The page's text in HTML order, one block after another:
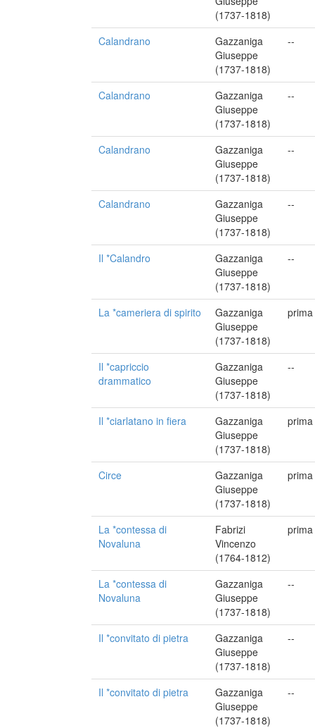
(1737-1818)
Calandrano
Gazzaniga
Giuseppe
(1737-1818)
--
Calandrano
Gazzaniga
Giuseppe
(1737-1818)
--
Calandrano
Gazzaniga
Giuseppe
(1737-1818)
--
Calandrano
Gazzaniga
Giuseppe
(1737-1818)
--
Il *Calandro
Gazzaniga
Giuseppe
(1737-1818)
--
La *cameriera di spirito
Gazzaniga
Giuseppe
(1737-1818)
Il *capriccio
drammatico
Gazzaniga
Giuseppe
(1737-1818)
--
Il *ciarlatano in fiera
Gazzaniga
Giuseppe
(1737-1818)
Circe
Gazzaniga
Giuseppe
(1737-1818)
La *contessa di
Novaluna
Fabrizi
Vincenzo
(1764-1812)
La *contessa di
Novaluna
Gazzaniga
Giuseppe
(1737-1818)
--
Il *convitato di pietra
Gazzaniga
Giuseppe
(1737-1818)
--
Il *convitato di pietra
Gazzaniga
Giuseppe
(1737-1818)
--